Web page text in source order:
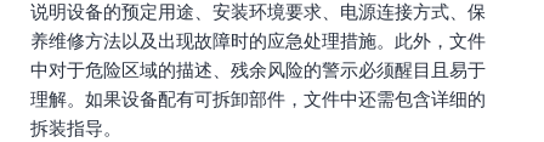
说明设备的预定用途、安装环境要求、电源连接方式、保
养维修方法以及出现故障时的应急处理措施。此外，文件
中对于危险区域的描述、残余风险的警示必须醒目且易于
理解。如果设备配有可拆卸部件，文件中还需包含详细的
拆装指导。